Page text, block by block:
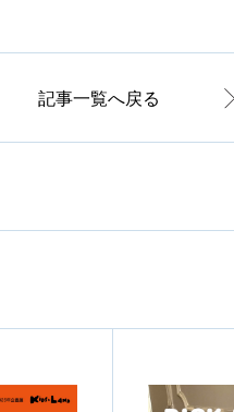
記事一覧へ戻る